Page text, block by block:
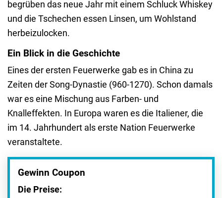
begrüben das neue Jahr mit einem Schluck Whiskey
und die Tschechen essen Linsen, um Wohlstand
herbeizulocken.
Ein Blick in die Geschichte
Eines der ersten Feuerwerke gab es in China zu
Zeiten der Song-Dynastie (960-1270). Schon damals
war es eine Mischung aus Farben- und
Knalleffekten. In Europa waren es die Italiener, die
im 14. Jahrhundert als erste Nation Feuerwerke
veranstaltete.
Gewinn Coupon
Die Preise: